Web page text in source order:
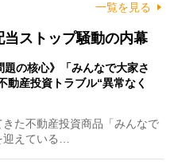
一覧を見る
当ストップ騒動の内幕
題の核心》「みんなで大家さ
動産投資トラブル“異常なく
た不動産投資商品「みんなで
迎えている…